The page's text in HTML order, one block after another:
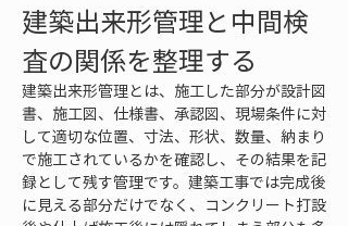
建築出来形管理と中間検
査の関係を整理する
建築出来形管理とは、施工した部分が設計図
書、施工図、仕様書、承認図、現場条件に対
して適切な位置、寸法、形状、数量、納まり
で施工されているかを確認し、その結果を記
録として残す管理です。建築工事では完成後
に見える部分だけでなく、コンクリート打設